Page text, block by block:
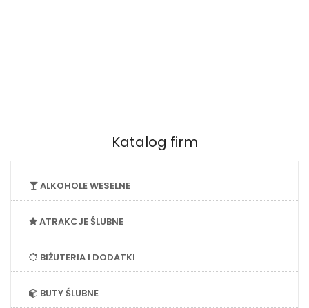
Katalog firm
ALKOHOLE WESELNE
ATRAKCJE ŚLUBNE
BIŻUTERIA I DODATKI
BUTY ŚLUBNE